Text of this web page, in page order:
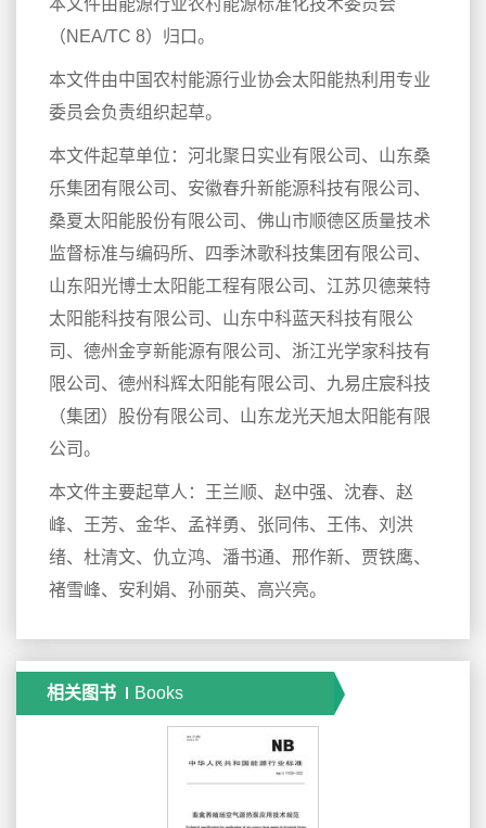
本文件由能源行业农村能源标准化技术委员会
（NEA/TC 8）归口。
本文件由中国农村能源行业协会太阳能热利用专业
委员会负责组织起草。
本文件起草单位：河北聚日实业有限公司、山东桑
乐集团有限公司、安徽春升新能源科技有限公司、
桑夏太阳能股份有限公司、佛山市顺德区质量技术
监督标准与编码所、四季沐歌科技集团有限公司、
山东阳光博士太阳能工程有限公司、江苏贝德莱特
太阳能科技有限公司、山东中科蓝天科技有限公
司、德州金亨新能源有限公司、浙江光学家科技有
限公司、德州科辉太阳能有限公司、九易庄宸科技
（集团）股份有限公司、山东龙光天旭太阳能有限
公司。
本文件主要起草人：王兰顺、赵中强、沈春、赵
峰、王芳、金华、孟祥勇、张同伟、王伟、刘洪
绪、杜清文、仇立鸿、潘书通、邢作新、贾铁鹰、
褚雪峰、安利娟、孙丽英、高兴亮。
相关图书 Books